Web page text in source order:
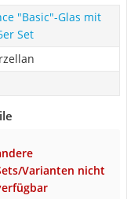
"Basic"-Glas mit
Set
Varianten nicht